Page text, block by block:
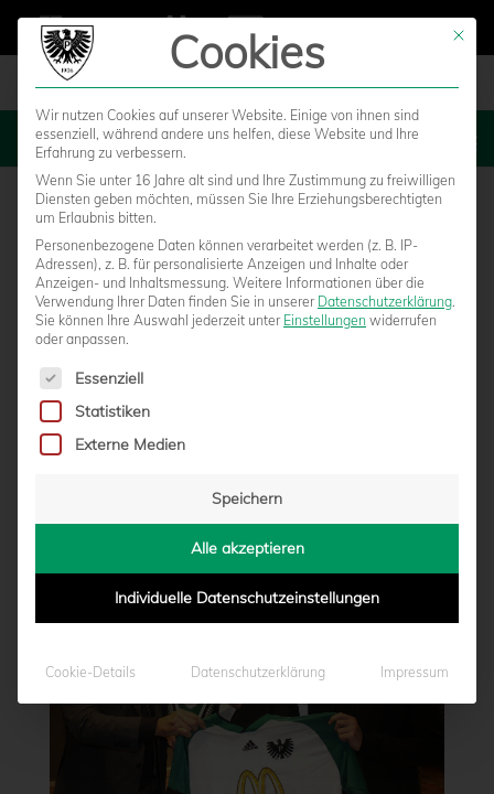
MENU
EMOTIONALES WIEDERSEHEN BEIM
vonMarcel Weskamp|10.01.2023 - 10:26
Mit
Cookies
Wir nutzen Cookies auf unserer Website. Einige von ihnen sind
essenziell, während andere uns helfen, diese Website und Ihre
Erfahrung zu verbessern.
Wenn Sie unter 16 Jahre alt sind und Ihre Zustimmung zu freiwilligen
Diensten geben möchten, müssen Sie Ihre Erziehungsberechtigten
um Erlaubnis bitten.
Personenbezogene Daten können verarbeitet werden (z. B. IP-
Adressen), z. B. für personalisierte Anzeigen und Inhalte oder
Anzeigen- und Inhaltsmessung. Weitere Informationen über die
Verwendung Ihrer Daten finden Sie in unserer Datenschutzerklärung.
Sie können Ihre Auswahl jederzeit unter Einstellungen widerrufen
oder anpassen.
Es folgt eine Liste der Service-Gruppen, für die eine
Essenziell
Statistiken
Externe Medien
Speichern
Alle akzeptieren
Individuelle Datenschutzeinstellungen
Cookie-Details Datenschutzerklärung Impressum